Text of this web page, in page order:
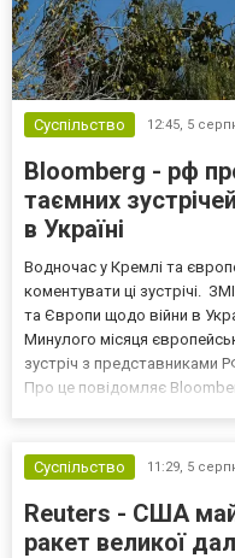
Суспільство 12:45, 5
Bloomberg - рф
таємних
в Україні
Водночас у Кремлі та
коментувати ці зустрічі.
та Європи щодо війни в
Минулого місяця
зустріч з представниками
Про це повідомляє
Суспільство
11:29, 5
Reuters - США
ракет великої